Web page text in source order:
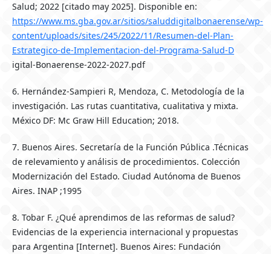
Salud; 2022 [citado may 2025]. Disponible en:
https://www.ms.gba.gov.ar/sitios/saluddigitalbonaerense/wp-
content/uploads/sites/245/2022/11/Resumen-del-Plan-
Estrategico-de-Implementacion-del-Programa-Salud-D
igital-Bonaerense-2022-2027.pdf
6. Hernández-Sampieri R, Mendoza, C. Metodología de la
investigación. Las rutas cuantitativa, cualitativa y mixta.
México DF: Mc Graw Hill Education; 2018.
7. Buenos Aires. Secretaría de la Función Pública .Técnicas
de relevamiento y análisis de procedimientos. Colección
Modernización del Estado. Ciudad Autónoma de Buenos
Aires. INAP ;1995
8. Tobar F. ¿Qué aprendimos de las reformas de salud?
Evidencias de la experiencia internacional y propuestas
para Argentina [Internet]. Buenos Aires: Fundación